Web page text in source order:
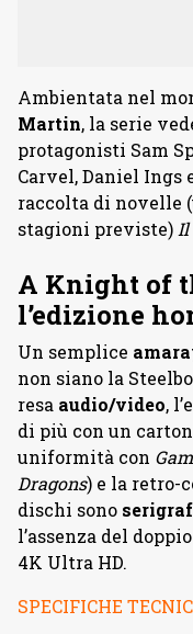
Ambientata nel
Martin, la serie
protagonisti Sam
Carvel, Daniel Ings
raccolta di novelle
stagioni previste) Il
A Knight of
l’edizione
Un semplice
non siano la
resa audio/video,
di più con un
uniformità con
Dragons) e la retro-
dischi sono
l’assenza del
4K Ultra HD.
SPECIFICHE